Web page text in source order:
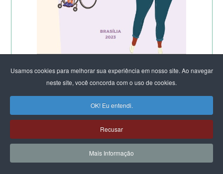
Usamos cookies para melhorar sua experiência em nosso site. Ao navegar
neste site, você concorda com o uso de cookies.
OK! Eu entendi.
Recusar
Mais Informação